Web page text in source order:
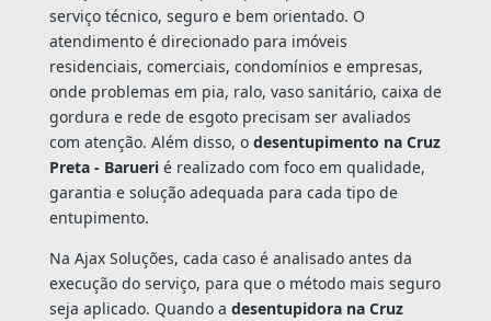
serviço técnico, seguro e bem orientado. O
atendimento é direcionado para imóveis
residenciais, comerciais, condomínios e empresas,
onde problemas em pia, ralo, vaso sanitário, caixa de
gordura e rede de esgoto precisam ser avaliados
com atenção. Além disso, o desentupimento na Cruz
Preta - Baruerié realizado com foco em qualidade,
garantia e solução adequada para cada tipo de
entupimento.
Na Ajax Soluções, cada caso é analisado antes da
execução do serviço, para que o método mais seguro
seja aplicado. Quando a desentupidora na Cruz